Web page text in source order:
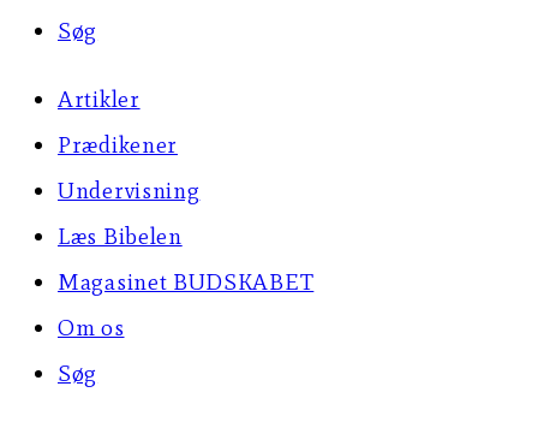
Søg
Artikler
Prædikener
Undervisning
Læs Bibelen
Magasinet BUDSKABET
Om os
Søg